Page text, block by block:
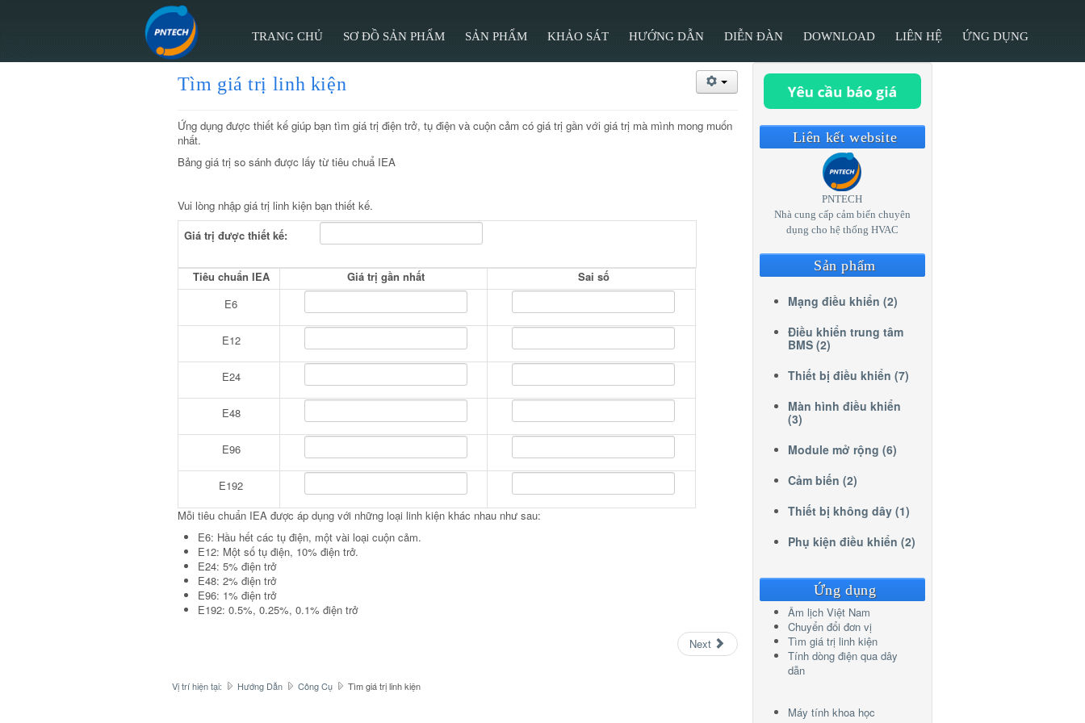
TRANG CHỦ SƠ ĐỒ SẢN PHẨM SẢN PHẨM KHẢO SÁT HƯỚNG DẪN DIỄN ĐÀN DOWNLOAD LIÊN HỆ ỨNG DỤNG
Tìm giá trị linh kiện
Ứng dụng được thiết kế giúp bạn tìm giá trị điện trở, tụ điện và cuộn cảm có giá trị gần với giá trị mà mình mong muốn
nhất.
Bảng giá trị so sánh được lấy từ tiêu chuẩ IEA
Vui lòng nhập giá trị linh kiện bạn thiết kế.
Giá trị được thiết kế:
Tiêu chuẩn IEA Giá trị gần nhất
Sai số
E6
E12
E24
E48
E96
E192
Mỗi tiêu chuẩn IEA được áp dụng với những loại linh kiện khác nhau như sau:
E6: Hầu hết các tụ điện, một vài loại cuộn cảm.
E12: Một số tụ điện, 10% điện trở.
E24: 5% điện trở
E48: 2% điện trở
E96: 1% điện trở
E192: 0.5%, 0.25%, 0.1% điện trở
Next
Vị trí hiện tại: Hướng Dẫn Công Cụ Tìm giá trị linh kiện
Liên kết website
PNTECH
Nhà cung cấp cảm biến chuyên
dụng cho hệ thống HVAC
Sản phẩm
Mạng điều khiển (2)
Điều khiển trung tâm
BMS (2)
Thiết bị điều khiển (7)
Màn hình điều khiển
(3)
Module mở rộng (6)
Cảm biến (2)
Thiết bị không dây (1)
Phụ kiện điều khiển (2)
Ứng dụng
Âm lịch Việt Nam
Chuyển đổi đơn vị
Tìm giá trị linh kiện
Tính dòng điện qua dây
dẫn
Máy tính khoa học